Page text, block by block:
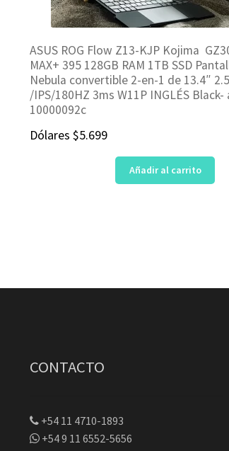
ASUS ROG Flow Z13-KJP Kojima
MAX+ 395 128GB RAM 1TB SSD
Nebula convertible 2-en-1 de 13.4″
/IPS/180HZ 3ms W11P INGLÉS Black-
10000092c
Dólares $5.699
Añadir al carrito
CONTACTO
+54 11 4710-1893
+54 9 11 6552-5656